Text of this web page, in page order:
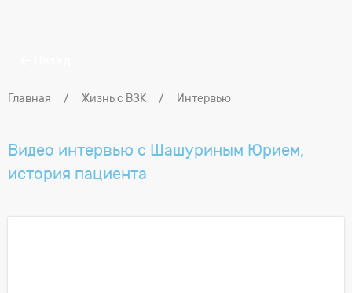
Главная / Жизнь с ВЗК / Интервью
Видео интервью с Шашуриным Юрием,
история пациента